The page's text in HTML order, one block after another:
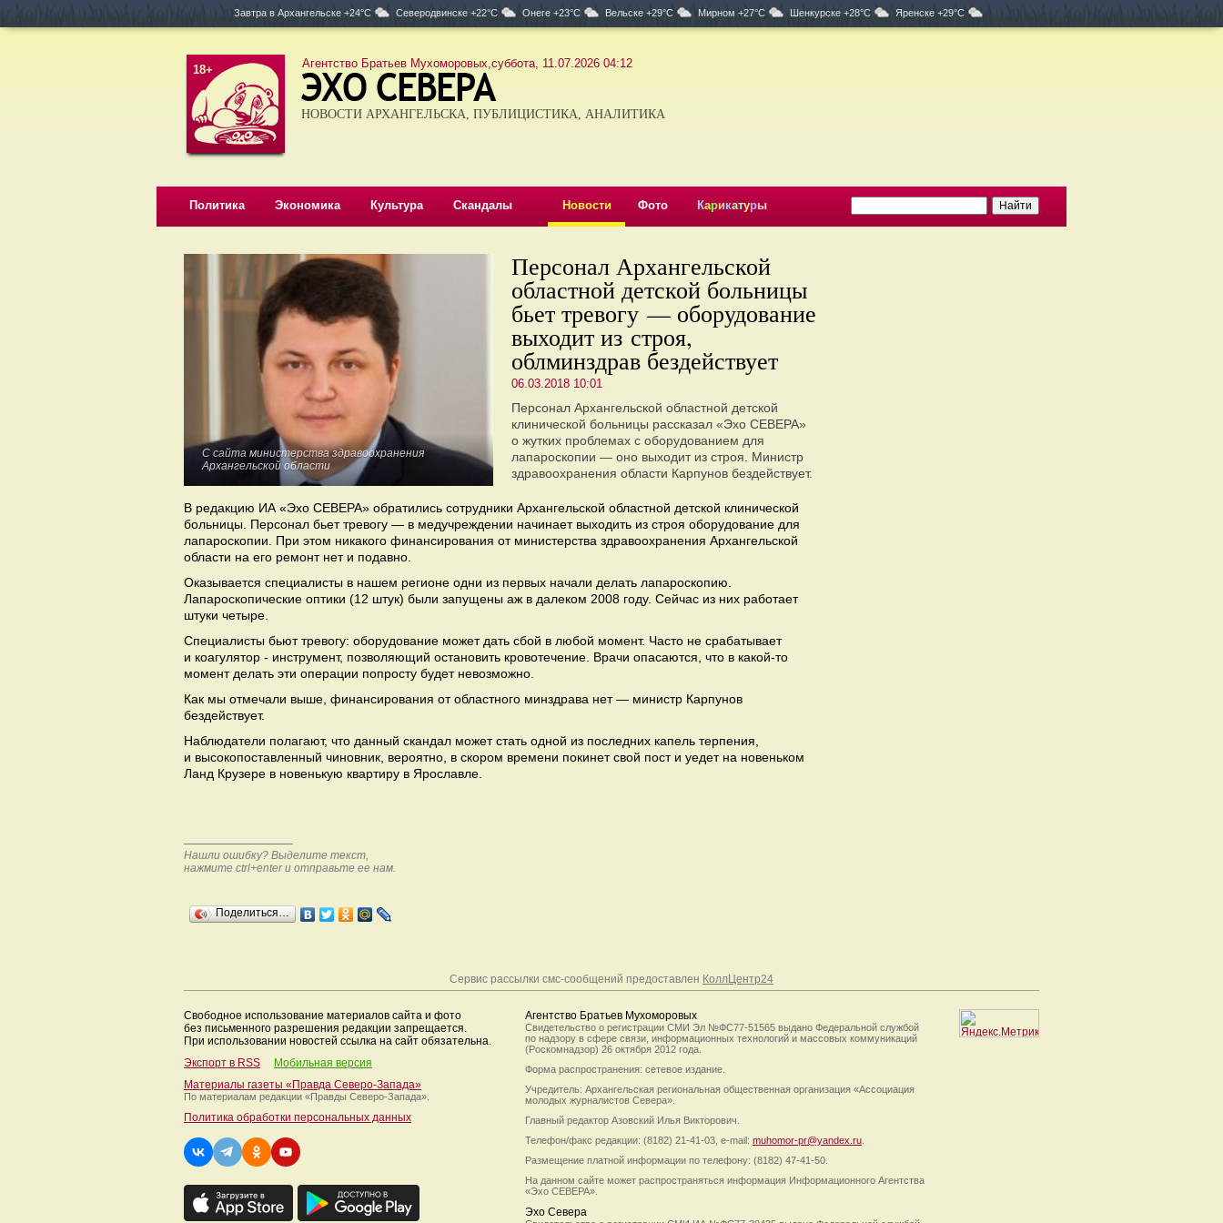
Завтра в Архангельске +24°C Северодвинске +22°C Онеге +23°C Вельске +29°C Мирном +27°C Шенкурске +28°C Яренске +29°C
18+ Агентство Братьев Мухоморовых,суббота, 11.07.2026 04:12
НОВОСТИ АРХАНГЕЛЬСКА, ПУБЛИЦИСТИКА, АНАЛИТИКА
Политика Экономика Культура Скандалы Новости Фото Карикатуры
С сайта министерства здравоохранения
Архангельской области
Персонал Архангельской
областной детской больницы
бьет тревогу — оборудование
выходит из строя,
облминздрав бездействует
06.03.2018 10:01
Персонал Архангельской областной детской
клинической больницы рассказал «Эхо СЕВЕРА»
о жутких проблемах с оборудованием для
лапароскопии — оно выходит из строя. Министр
здравоохранения области Карпунов бездействует.
В редакцию ИА «Эхо СЕВЕРА» обратились сотрудники Архангельской областной детской клинической
больницы. Персонал бьет тревогу — в медучреждении начинает выходить из строя оборудование для
лапароскопии. При этом никакого финансирования от министерства здравоохранения Архангельской
области на его ремонт нет и подавно.
Оказывается специалисты в нашем регионе одни из первых начали делать лапароскопию.
Лапароскопические оптики (12 штук) были запущены аж в далеком 2008 году. Сейчас из них работает
штуки четыре.
Специалисты бьют тревогу: оборудование может дать сбой в любой момент. Часто не срабатывает
и коагулятор - инструмент, позволяющий остановить кровотечение. Врачи опасаются, что в какой-то
момент делать эти операции попросту будет невозможно.
Как мы отмечали выше, финансирования от областного минздрава нет — министр Карпунов
бездействует.
Наблюдатели полагают, что данный скандал может стать одной из последних капель терпения,
и высокопоставленный чиновник, вероятно, в скором времени покинет свой пост и уедет на новеньком
Ланд Крузере в новенькую квартиру в Ярославле.
Нашли ошибку? Выделите текст,
нажмите ctrl+enter и отправьте ее нам.
Поделиться…
Сервис рассылки смс-сообщений предоставлен КоллЦентр24
Свободное использование материалов сайта и фото
без письменного разрешения редакции запрещается.
При использовании новостей ссылка на сайт обязательна.
Экспорт в RSS
Мобильная версия
Материалы газеты «Правда Северо-Запада»
По материалам редакции «Правды Северо-Запада».
Политика обработки персональных данных
Агентство Братьев Мухоморовых
Свидетельство о регистрации СМИ Эл №ФС77-51565 выдано Федеральной службой
по надзору в сфере связи, информационных технологий и массовых коммуникаций
(Роскомнадзор) 26 октября 2012 года.
Форма распространения: сетевое издание.
Учредитель: Архангельская региональная общественная организация «Ассоциация
молодых журналистов Севера».
Главный редактор Азовский Илья Викторович.
Телефон/факс редакции: (8182) 21-41-03, e-mail: muhomor-pr@yandex.ru
Размещение платной информации по телефону: (8182) 47-41-50.
На данном сайте может распространяться информация Информационного Агентства
«Эхо СЕВЕРА».
Эхо Севера